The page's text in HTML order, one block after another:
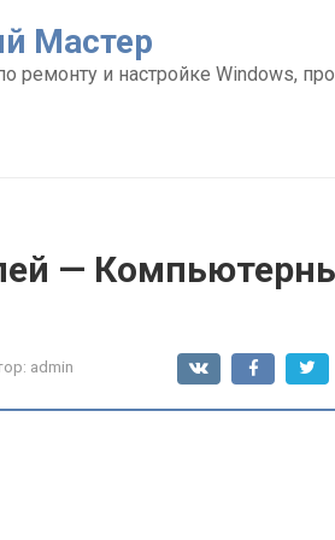
Мастер
ремонту и настройке Windows,
—
admin